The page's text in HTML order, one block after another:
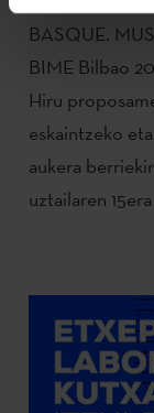
BASQUE.
BIME Bilbao
Hiru
eskaintzeko
aukera
uztailaren